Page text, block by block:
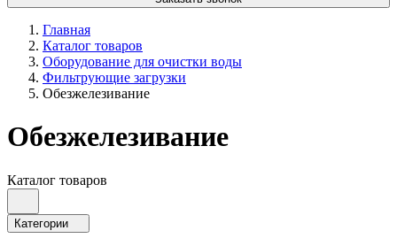
Главная
Каталог товаров
Оборудование для очистки воды
Фильтрующие загрузки
Обезжелезивание
Обезжелезивание
Каталог товаров
Категории